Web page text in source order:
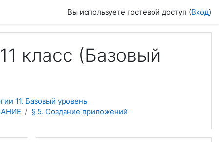
Вы используете гостевой доступ (Вход)
класс (Базовый
11. Базовый уровень
§ 5. Создание приложений